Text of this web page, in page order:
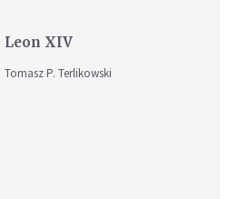
Leon XIV
Tomasz P. Terlikowski